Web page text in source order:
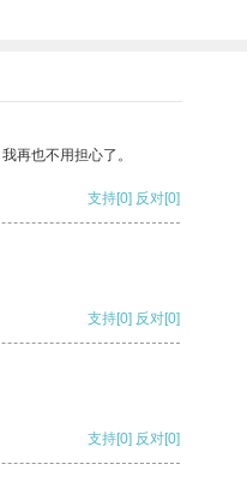
再也不用担心了。
支持[0] 反对[0]
支持[0] 反对[0]
支持[0] 反对[0]